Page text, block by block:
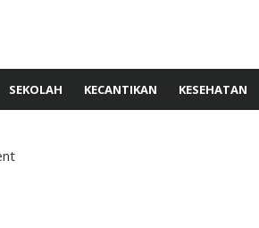
SEKOLAH KECANTIKAN KESEHATAN